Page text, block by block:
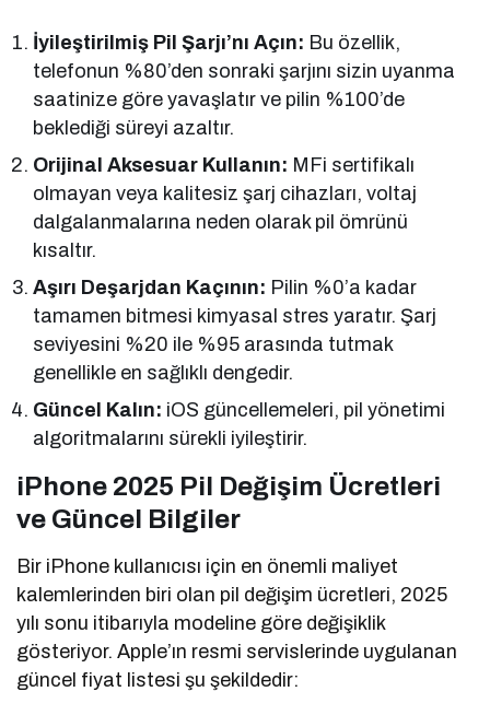
İyileştirilmiş Pil Şarjı’nı Açın: Bu özellik,
telefonun %80’den sonraki şarjını sizin uyanma
saatinize göre yavaşlatır ve pilin %100’de
beklediği süreyi azaltır.
Orijinal Aksesuar Kullanın: MFi sertifikalı
olmayan veya kalitesiz şarj cihazları, voltaj
dalgalanmalarına neden olarak pil ömrünü
kısaltır.
Aşırı Deşarjdan Kaçının: Pilin %0’a kadar
tamamen bitmesi kimyasal stres yaratır. Şarj
seviyesini %20 ile %95 arasında tutmak
genellikle en sağlıklı dengedir.
Güncel Kalın: iOS güncellemeleri, pil yönetimi
algoritmalarını sürekli iyileştirir.
iPhone 2025 Pil Değişim Ücretleri
ve Güncel Bilgiler
Bir iPhone kullanıcısı için en önemli maliyet
kalemlerinden biri olan pil değişim ücretleri, 2025
yılı sonu itibarıyla modeline göre değişiklik
gösteriyor. Apple’ın resmi servislerinde uygulanan
güncel fiyat listesi şu şekildedir: